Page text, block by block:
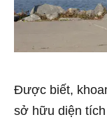
Được biết,
sở hữu diện